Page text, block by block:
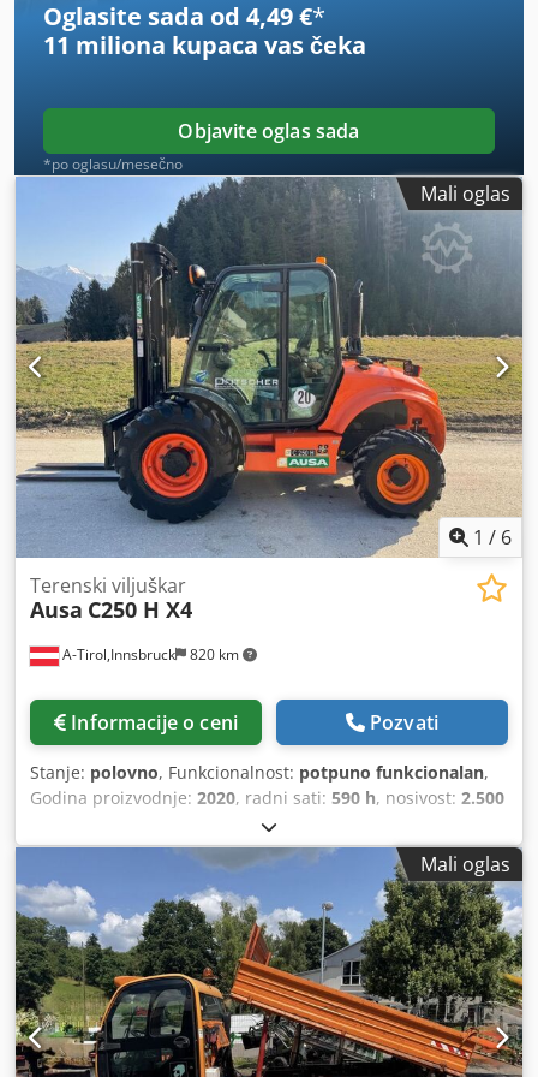
drumski saobraćaj (STVZO), puna kabina, spoljašnja
ogledala, džojstik, brisač.
Oglasite sada od 4,49 €*
11 miliona kupaca vas čeka
Objavite oglas sada
*po oglasu/mesečno
Mali oglas
1 / 6
A-Tirol,Innsbruck 820 km
Terenski viljuškar
Ausa C250 H X4
Informacije o ceni Pozvati
Stanje: polovno, Funkcionalnost: potpuno funkcionalan,
Godina proizvodnje: 2020, radni sati: 590 h, nosivost: 2.500
, slobodno podizanje:
mm, vrsta goriva:dizel, tip jarma:triplex, građevinska
, snaga:37 kW (50,31 KS)
, širina nosivog
rama viljuškara:1.600 mm, dužina viljuške:1.200 mm,
prazna masa vozila:4.400 kg, ukupna dužina:4.240 mm,
tip pogona:Diesel, radna širina:1.800 mm, Terenski
viljuškar Težište tereta: 500 mm Širina viljuški: 100 mm
Debljina viljuški: 40 mm Tip jarbola: Triplex Tehničko
stanje: dobro Prednje gume tip: pneumatske Veličina
prednjih guma: 12.5/80-18 Stanje prednjih guma: 80 -
Mali oglas